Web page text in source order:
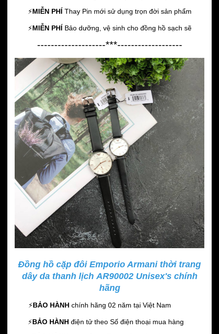
⚡️MIỄN PHÍ Thay Pin mới sử dụng trọn đời sản phẩm
⚡️MIỄN PHÍ Bảo dưỡng, vệ sinh cho đồng hồ sạch sẽ
--------------------***-------------------
Đồng hồ cặp đôi Emporio Armani thời trang
dây da thanh lịch AR90002 Unisex's chính
hãng
⚡️BẢO HÀNH chính hãng 02 năm tại Việt Nam
⚡️BẢO HÀNH điện tử theo Số điện thoại mua hàng